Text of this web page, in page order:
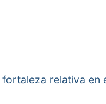
relativa en